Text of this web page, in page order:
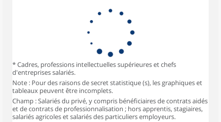
* Cadres, professions intellectuelles supérieures et chefs
d'entreprises salariés.
Note : Pour des raisons de secret statistique (s), les graphiques et
tableaux peuvent être incomplets.
Champ : Salariés du privé, y compris bénéficiaires de contrats aidés
et de contrats de professionnalisation ; hors apprentis, stagiaires,
salariés agricoles et salariés des particuliers employeurs.